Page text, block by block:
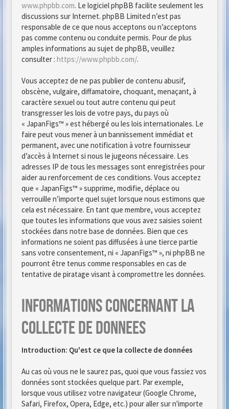
www.phpbb.com. Le logiciel phpBB facilite seulement les
discussions sur Internet. phpBB Limited n’est pas
responsable de ce que nous acceptons ou n’acceptons
pas comme contenu ou conduite permis. Pour de plus
amples informations au sujet de phpBB, veuillez
consulter : https://www.phpbb.com/.
Vous acceptez de ne pas publier de contenu abusif,
obscène, vulgaire, diffamatoire, choquant, menaçant, à
caractère sexuel ou tout autre contenu qui peut
transgresser les lois de votre pays, du pays où
« JapanFigs™ » est hébergé ou les lois internationales. Le
faire peut vous mener à un bannissement immédiat et
permanent, avec une notification à votre fournisseur
d’accès à Internet si nous le jugeons nécessaire. Les
adresses IP de tous les messages sont enregistrées pour
aider au renforcement de ces conditions. Vous acceptez
que « JapanFigs™ » supprime, modifie, déplace ou
verrouille n’importe quel sujet lorsque nous estimons que
cela est nécessaire. En tant que membre, vous acceptez
que toutes les informations que vous avez saisies soient
stockées dans notre base de données. Bien que ces
informations ne soient pas diffusées à une tierce partie
sans votre consentement, ni « JapanFigs™ », ni phpBB ne
pourront être tenus comme responsables en cas de
tentative de piratage visant à compromettre les données.
Informations concernant la
collecte de donnees
Introduction: Qu'est ce que la collecte de données
Au cas où vous ne le saurez pas, quoi que vous fassiez vos
données sont stockées quelque part. Par exemple,
lorsque vous utilisez votre navigateur (Google Chrome,
Safari, Firefox, Opera, Edge, etc.) pour aller sur n'importe